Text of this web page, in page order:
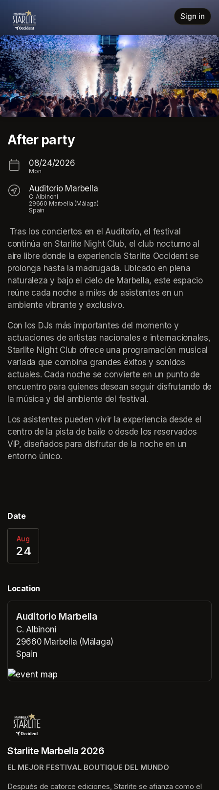
Sign in
After party
08/24/2026
Mon
Auditorio Marbella
C. Albinoni
29660 Marbella (Málaga)
Spain
continúa en Starlite Night Club, el club nocturno al
aire libre donde la experiencia Starlite Occident se
prolonga hasta la madrugada. Ubicado en plena
naturaleza y bajo el cielo de Marbella, este espacio
reúne cada noche a miles de asistentes en un
ambiente vibrante y exclusivo.
Con los DJs más importantes del momento y
actuaciones de artistas nacionales e internacionales,
Starlite Night Club ofrece una programación musical
variada que combina grandes éxitos y sonidos
actuales. Cada noche se convierte en un punto de
encuentro para quienes desean seguir disfrutando de
la música y del ambiente del festival.
Los asistentes pueden vivir la experiencia desde el
centro de la pista de baile o desde los reservados
VIP, diseñados para disfrutar de la noche en un
entorno único.
Date
Aug
24
Location
Auditorio Marbella
C. Albinoni
29660 Marbella (Málaga)
Spain
Starlite Marbella 2026
EL MEJOR FESTIVAL BOUTIQUE DEL MUNDO
Después de catorce ediciones, Starlite se afianza como el